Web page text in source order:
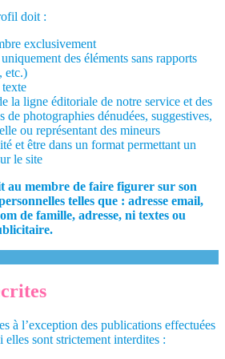
doit :
exclusivement
des éléments sans rapports
etc.)
la ligne éditoriale de notre service et des
de photographies dénudées, suggestives,
ou représentant des mineurs
et être dans un format permettant un
le site
au membre de faire figurer sur son
telles que : adresse email,
de famille, adresse, ni textes ou
à l’exception des publications effectuées
sont strictement interdites :